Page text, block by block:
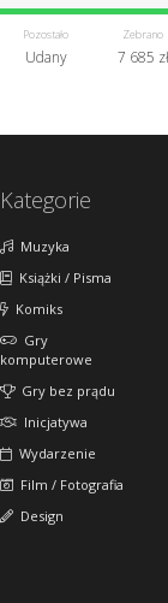
Pozostało
Udany
Zebrano
7 685 zł
Kategorie
Muzyka
Książki / Pisma
Komiks
Gry
komputerowe
Gry bez prądu
Inicjatywa
Wydarzenie
Film / Fotografia
Design